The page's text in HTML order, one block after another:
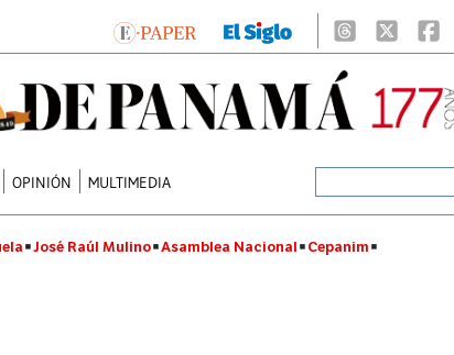
OPINIÓN MULTIMEDIA
José Raúl Mulino Asamblea Nacional Cepanim